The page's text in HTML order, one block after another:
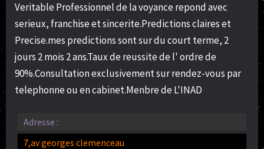
Veritable Professionnel de la voyance repond avec
serieux, franchise et sincerite.Predictions claires et
Precise.mes predictions sont sur du court terme, 2
jours 2 mois 2 ans.Taux de reussite de l' ordre de
90%.Consultation exclusivement sur rendez-vous par
telephonne ou en cabinet.Menbre de L'INAD
Adresse :
7,av georges clemenceau